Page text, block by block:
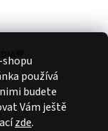
používá
budete
Vám ještě
zde.